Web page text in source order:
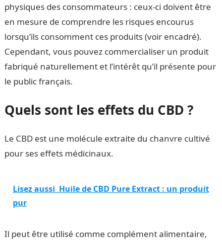
physiques des consommateurs : ceux-ci doivent être
en mesure de comprendre les risques encourus
lorsqu’ils consomment ces produits (voir encadré).
Cependant, vous pouvez commercialiser un produit
fabriqué naturellement et l’intérêt qu’il présente pour
le public français.
Quels sont les effets du CBD ?
Le CBD est une molécule extraite du chanvre cultivé
pour ses effets médicinaux.
Lisez aussi Huile de CBD Pure Extract : un produit
pur
Il peut être utilisé comme complément alimentaire,